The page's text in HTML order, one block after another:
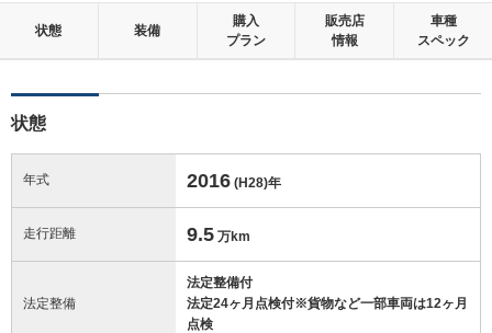
状態 装備
購入
プラン
販売店
情報
車種
スペック
状態
年式 2016 (H28)年
走行距離 9.5 万km
法定整備
法定整備付
法定24ヶ月点検付※貨物など一部車両は12ヶ月
点検